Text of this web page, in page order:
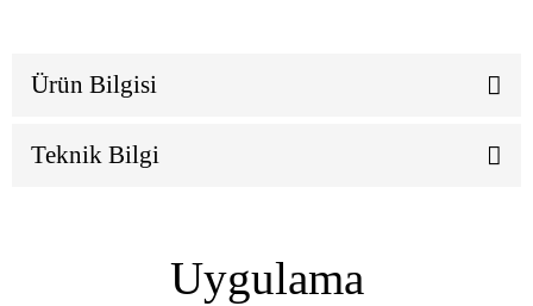
Ürün Bilgisi
Teknik Bilgi
Uygulama